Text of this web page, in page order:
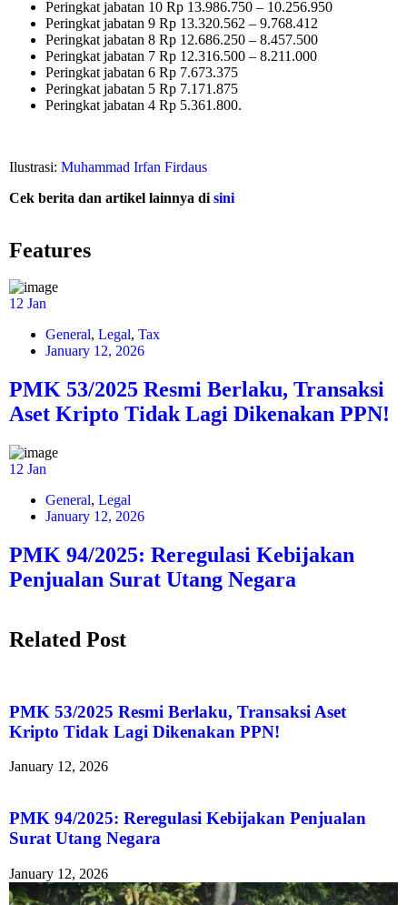
Peringkat jabatan 10 Rp 13.986.750 – 10.256.950
Peringkat jabatan 9 Rp 13.320.562 – 9.768.412
Peringkat jabatan 8 Rp 12.686.250 – 8.457.500
Peringkat jabatan 7 Rp 12.316.500 – 8.211.000
Peringkat jabatan 6 Rp 7.673.375
Peringkat jabatan 5 Rp 7.171.875
Peringkat jabatan 4 Rp 5.361.800.
Ilustrasi: Muhammad Irfan Firdaus
Cek berita dan artikel lainnya di sini
Features
12 Jan
General, Legal, Tax
January 12, 2026
PMK 53/2025 Resmi Berlaku, Transaksi
Aset Kripto Tidak Lagi Dikenakan PPN!
12 Jan
General, Legal
January 12, 2026
PMK 94/2025: Reregulasi Kebijakan
Penjualan Surat Utang Negara
Related Post
PMK 53/2025 Resmi Berlaku, Transaksi Aset
Kripto Tidak Lagi Dikenakan PPN!
January 12, 2026
PMK 94/2025: Reregulasi Kebijakan Penjualan
Surat Utang Negara
January 12, 2026